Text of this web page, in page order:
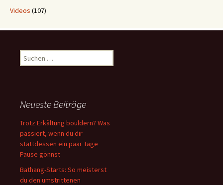
Videos (107)
Suchen
nach:
Neueste Beiträge
Trotz Erkältung bouldern? Was
passiert, wenn du dir
stattdessen ein paar Tage
Pause gönnst
Bathang-Starts: So meisterst
du den umstrittenen